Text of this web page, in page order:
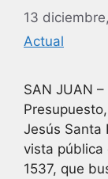
13
Actual
SAN JUAN
Jesús Santa
vista pública
1537, que